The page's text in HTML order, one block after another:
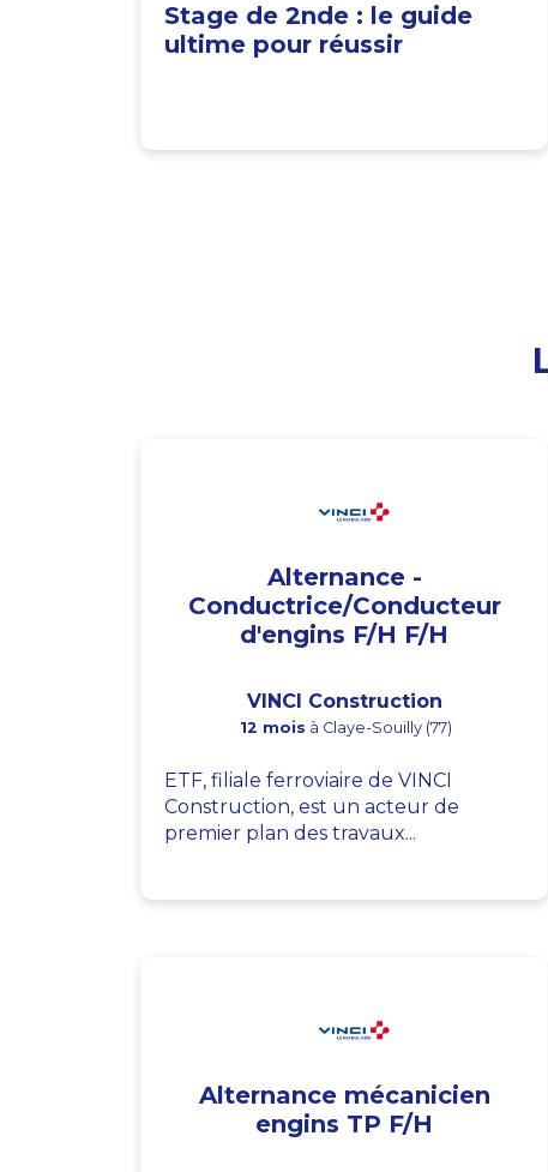
Stage de 2nde : le guide
ultime pour réussir
Alternance -
Conductrice/Conducteur
d'engins F/H F/H
VINCI Construction
12 mois à Claye-Souilly (77)
ETF, filiale ferroviaire de VINCI
Construction, est un acteur de
premier plan des travaux...
Alternance mécanicien
engins TP F/H